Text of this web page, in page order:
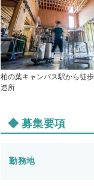
柏の葉キャンパス駅から徒
造所
募集要項
勤務地